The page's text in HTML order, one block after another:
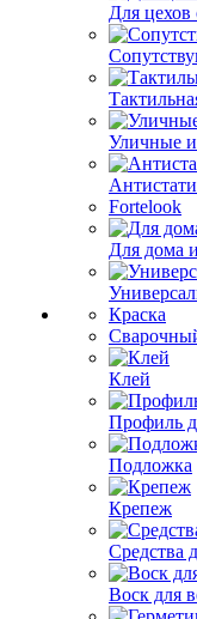
Для
Уличные
Fortelook
Для дома
Краска
Клей
Профиль
Подложка
Крепеж
Средства
Воск для